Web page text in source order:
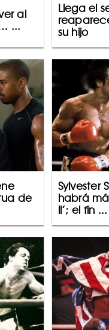
al
...
Llega el
su hijo
de
Sylvester
habrá
ll’; el fin ...